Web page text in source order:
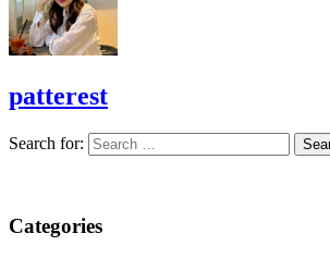
patterest
Search for:
Categories